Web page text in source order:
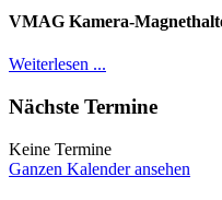
VMAG Kamera-
Weiterlesen ...
Nächste Termine
Keine Termine
Ganzen Kalender ansehen